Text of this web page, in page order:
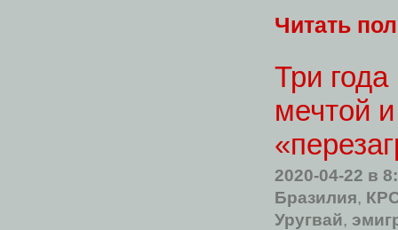
Читать
Три
мечтой
2020-04-22 в
Бразилия,
Уругвай,